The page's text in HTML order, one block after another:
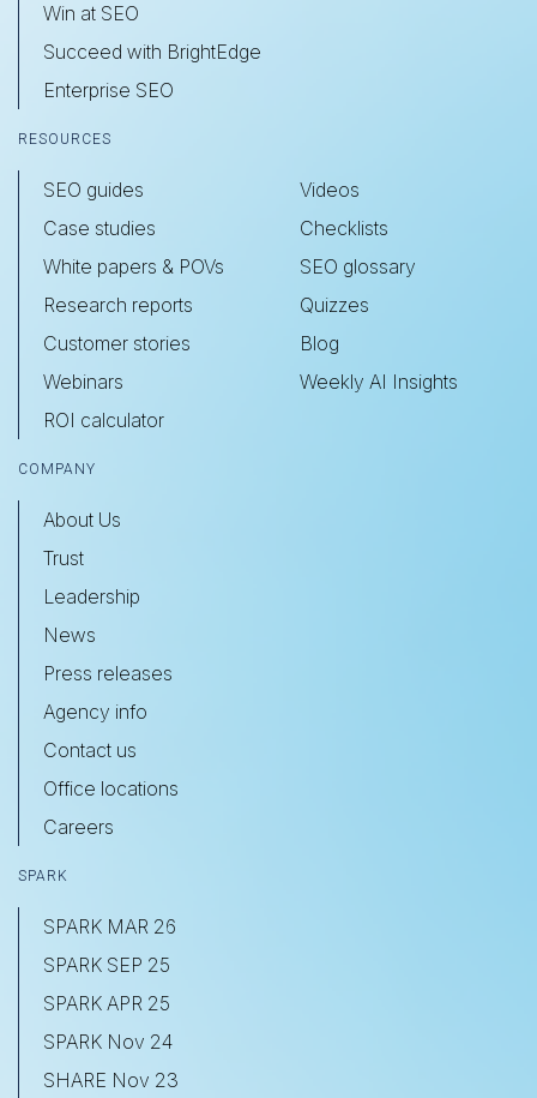
Win at SEO
Succeed with BrightEdge
Enterprise SEO
RESOURCES
SEO guides
Case studies
White papers & POVs
Research reports
Customer stories
Webinars
ROI calculator
Videos
Checklists
SEO glossary
Quizzes
Blog
Weekly AI Insights
COMPANY
About Us
Trust
Leadership
News
Press releases
Agency info
Contact us
Office locations
Careers
SPARK
SPARK MAR 26
SPARK SEP 25
SPARK APR 25
SPARK Nov 24
SHARE Nov 23